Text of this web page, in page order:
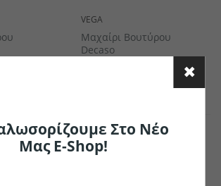
VEGA
Μαχαίρι Βουτύρου
Decaso
Στο Νέο
Μας E-Shop!